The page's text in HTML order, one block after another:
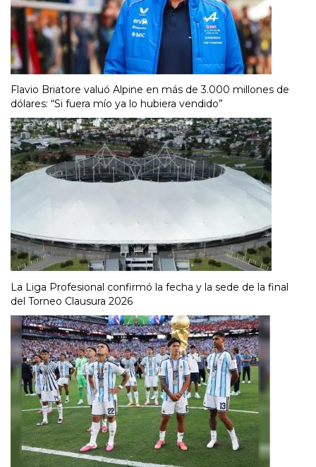
Flavio Briatore valuó Alpine en más de 3.000 millones de
dólares: “Si fuera mío ya lo hubiera vendido”
La Liga Profesional confirmó la fecha y la sede de la final
del Torneo Clausura 2026